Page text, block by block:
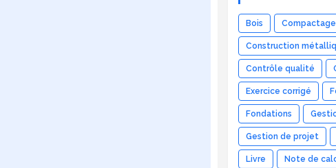
Bois Compactage
Construction
Contrôle qualité
Exercice corrigé
Fondations
Gestion de projet
Livre Note de